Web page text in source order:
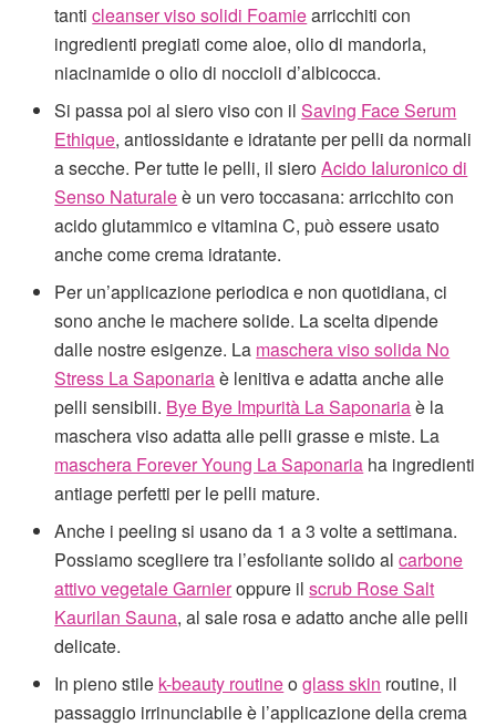
tanticleanser viso solidi Foamiearricchiti con
ingredienti pregiati come aloe, olio di mandorla,
niacinamide o olio di noccioli d’albicocca.
Si passa poi al siero viso con ilSaving Face Serum
Ethique, antiossidante e idratante per pelli da normali
a secche. Per tutte le pelli, il sieroAcido Ialuronico di
Senso Naturaleè un vero toccasana: arricchito con
acido glutammico e vitamina C, può essere usato
anche come crema idratante.
Per un’applicazione periodica e non quotidiana, ci
sono anche le machere solide. La scelta dipende
dalle nostre esigenze. La maschera viso solida No
Stress La Saponariaè lenitiva e adatta anche alle
pelli sensibili. Bye Bye Impurità La Saponariaè la
maschera viso adatta alle pelli grasse e miste. La
maschera Forever Young La Saponaria ha ingredienti
antiage perfetti per le pelli mature.
Anche i peeling si usano da 1 a 3 volte a settimana.
Possiamo scegliere tra l’esfoliante solido alcarbone
attivo vegetale Garnieroppure ilscrub Rose Salt
Kaurilan Sauna, al sale rosa e adatto anche alle pelli
delicate.
In pieno stile k-beauty routineoglass skin routine, il
passaggio irrinunciabile è l’applicazione della crema